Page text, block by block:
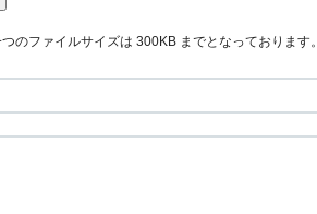
のファイルサイズは 300KB までとなっております。